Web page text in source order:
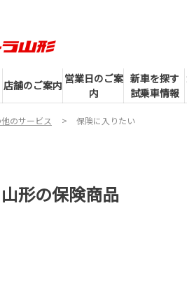
店舗のご案内 営業日のご案
内
新車を探す
試乗車情報
のサービス 保険に入りたい
形の保険商品